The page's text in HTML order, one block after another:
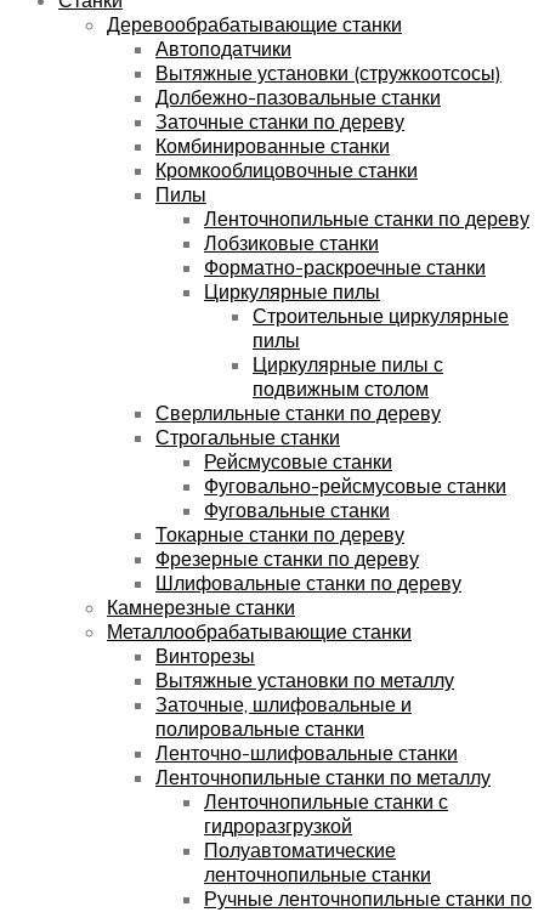
Деревообрабатывающие станки
Автоподатчики
Вытяжные установки (стружкоотсосы)
Долбежно-пазовальные станки
Заточные станки по дереву
Комбинированные станки
Кромкооблицовочные станки
Пилы
Ленточнопильные станки по дереву
Лобзиковые станки
Форматно-раскроечные станки
Циркулярные пилы
Строительные циркулярные
пилы
Циркулярные пилы с
подвижным столом
Сверлильные станки по дереву
Строгальные станки
Рейсмусовые станки
Фуговально-рейсмусовые станки
Фуговальные станки
Токарные станки по дереву
Фрезерные станки по дереву
Шлифовальные станки по дереву
Камнерезные станки
Металлообрабатывающие станки
Винторезы
Вытяжные установки по металлу
Заточные, шлифовальные и
полировальные станки
Ленточно-шлифовальные станки
Ленточнопильные станки по металлу
Ленточнопильные станки с
гидроразгрузкой
Полуавтоматические
ленточнопильные станки
Ручные ленточнопильные станки по